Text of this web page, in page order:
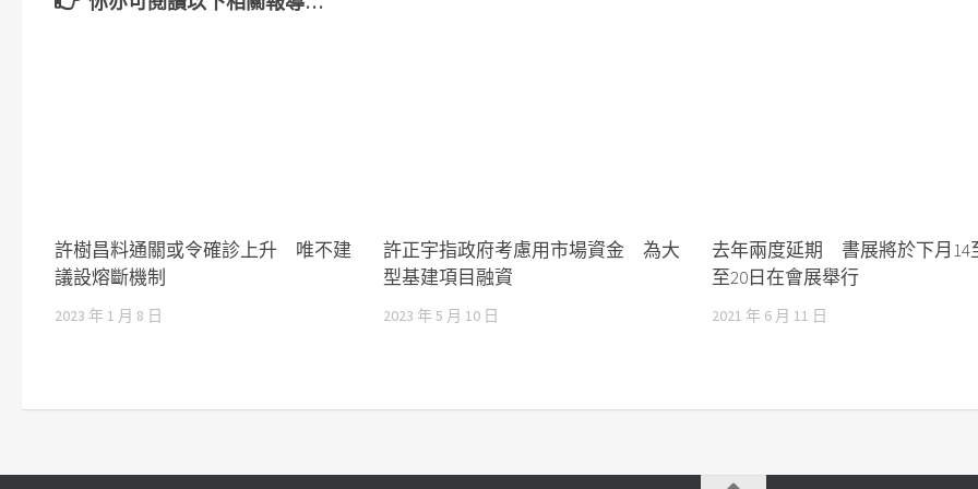
許樹昌料通關或令確診上升 唯不建
議設熔斷機制
2023 年 1 月 8 日
許正宇指政府考慮用市場資金 為大
型基建項目融資
2023 年 5 月 10 日
去年兩度延期 書展將於下月14
至20日在會展舉行
2021 年 6 月 11 日